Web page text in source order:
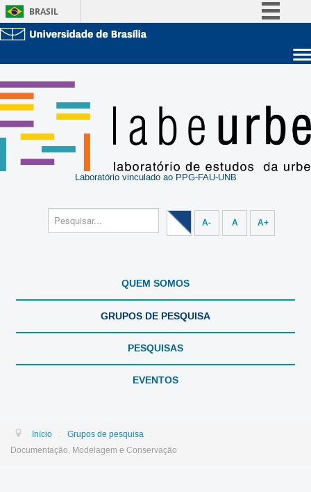
BRASIL
Legislação
Canais
Graduação
Pós-Graduação
Administração
Laboratório vinculado ao PPG-FAU-UNB
A- A A+
QUEM SOMOS
GRUPOS DE PESQUISA
PESQUISAS
EVENTOS
Início : Grupos de pesquisa :
Documentação, Modelagem e Conservação